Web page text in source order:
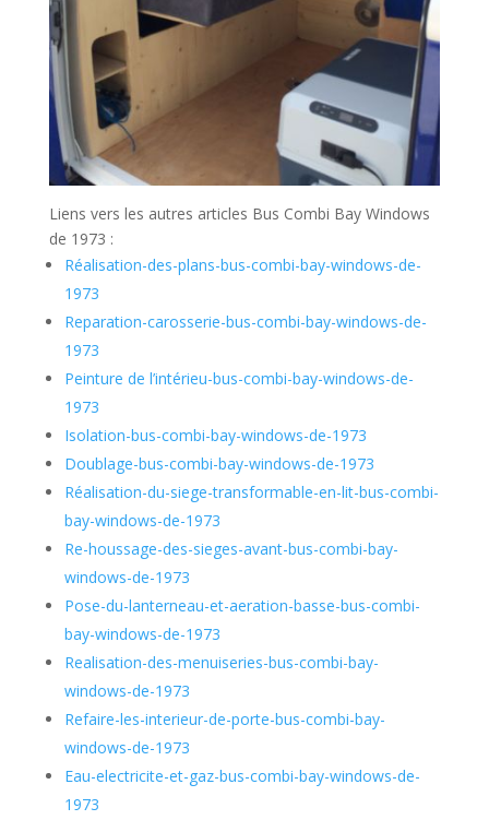
Liens vers les autres articles Bus Combi Bay Windows
de 1973 :
Réalisation-des-plans-bus-combi-bay-windows-de-
1973
Reparation-carosserie-bus-combi-bay-windows-de-
1973
Peinture de l’intérieu-bus-combi-bay-windows-de-
1973
Isolation-bus-combi-bay-windows-de-1973
Doublage-bus-combi-bay-windows-de-1973
Réalisation-du-siege-transformable-en-lit-bus-combi-
bay-windows-de-1973
Re-houssage-des-sieges-avant-bus-combi-bay-
windows-de-1973
Pose-du-lanterneau-et-aeration-basse-bus-combi-
bay-windows-de-1973
Realisation-des-menuiseries-bus-combi-bay-
windows-de-1973
Refaire-les-interieur-de-porte-bus-combi-bay-
windows-de-1973
Eau-electricite-et-gaz-bus-combi-bay-windows-de-
1973